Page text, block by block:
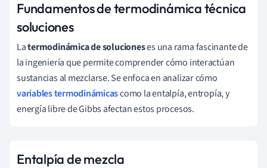
Fundamentos de termodinámica técnica
soluciones
Latermodinámica de solucioneses una rama fascinante de
la ingeniería que permite comprender cómo interactúan
sustancias al mezclarse. Se enfoca en analizar cómo
variables termodinámicascomo la entalpía, entropía, y
energía libre de Gibbs afectan estos procesos.
Entalpía de mezcla